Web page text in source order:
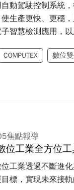
動駕駛控制系統
生產更快、更穩
智慧檢測應用，
COMPUTEX 數位
焦點報導
位工業全方位
工業透過不斷進
標，實現未來接軌